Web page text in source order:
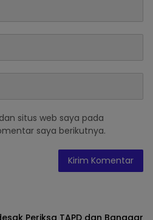
situs web saya pada
saya berikutnya.